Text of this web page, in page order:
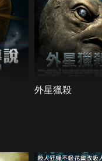
外星獵殺